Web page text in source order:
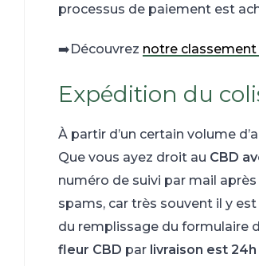
processus de paiement est
➡️Découvrez notre classement
Expédition du
À partir d’un certain volume
Que vous ayez droit au CBD
numéro de suivi par mail
spams, car très souvent il y
du remplissage du formulaire
fleur CBD parlivraison est 24h